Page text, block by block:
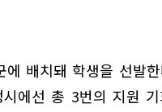
배치돼 학생을 선발
에선 총 3번의 지원